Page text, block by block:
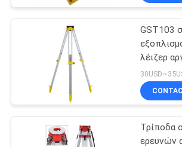
τηλεσκοπικός
πόλος ινών
άνθρακα
GST103
λέιζερ
στάσεων
Τρίποδα
ερευνών